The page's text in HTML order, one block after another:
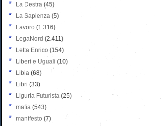
La Destra (45)
La Sapienza (5)
Lavoro (1.316)
LegaNord (2.411)
Letta Enrico (154)
Liberi e Uguali (10)
Libia (68)
Libri (33)
Liguria Futurista (25)
mafia (543)
manifesto (7)